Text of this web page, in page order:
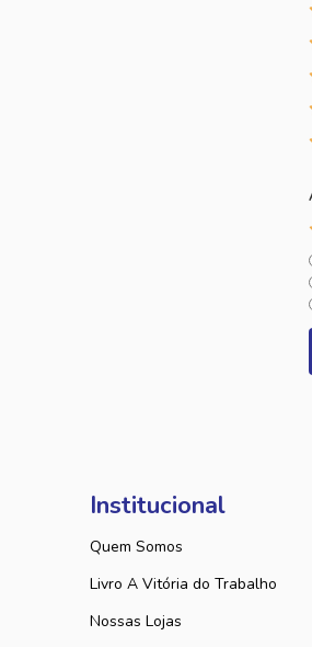
Institucional
Quem Somos
Livro A Vitória do Trabalho
Nossas Lojas